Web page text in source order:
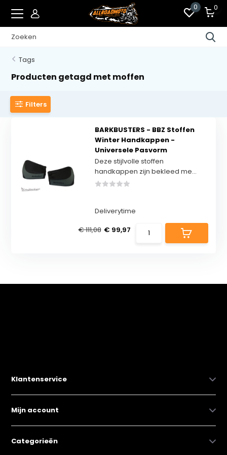
0 0
Tags
Producten getagd met moffen
Filters
BARKBUSTERS - BBZ Stoffen
Winter Handkappen -
Universele Pasvorm
Deze stijlvolle stoffen
handkappen zijn bekleed me...
Deliverytime
€ 111,08 € 99,97
Klantenservice
Mijn account
Categorieën